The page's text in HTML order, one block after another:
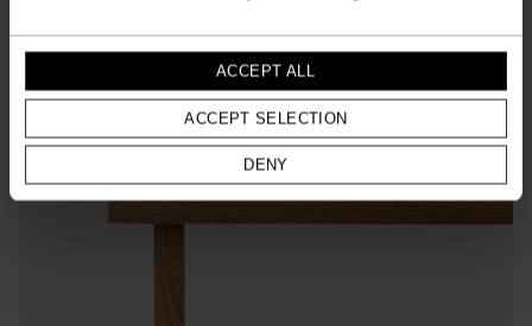
ACCEPT ALL
ACCEPT SELECTION
DENY